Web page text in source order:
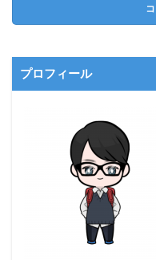
プロフィール